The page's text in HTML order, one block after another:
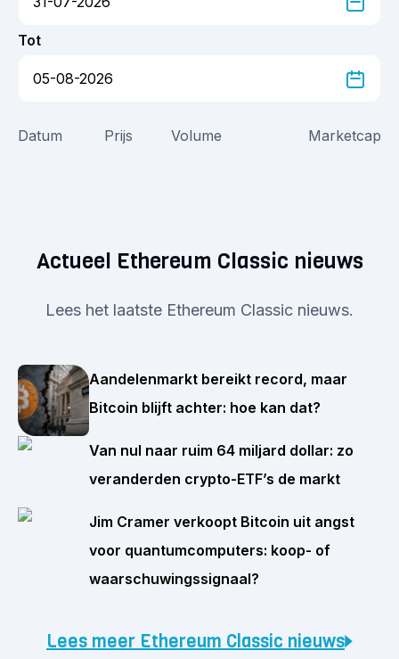
Tot
Datum Prijs Volume Marketcap
Actueel Ethereum Classic nieuws
Lees het laatste Ethereum Classic nieuws.
Aandelenmarkt bereikt record, maar
Bitcoin blijft achter: hoe kan dat?
Van nul naar ruim 64 miljard dollar: zo
veranderden crypto-ETF’s de markt
Jim Cramer verkoopt Bitcoin uit angst
voor quantumcomputers: koop- of
waarschuwingssignaal?
Lees meer Ethereum Classic nieuws